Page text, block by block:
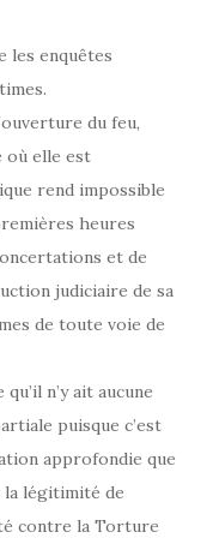
les enquêtes
du feu,
où elle est
rend impossible
heures
et de
judiciaire de sa
de toute voie de
n’y ait aucune
puisque c’est
approfondie que
légitimité de
contre la Torture